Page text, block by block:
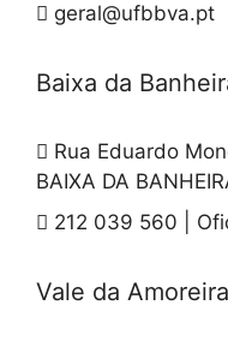
geral@ufbbva.pt
Baixa da
Rua Eduardo
BAIXA DA
212 039 560 |
Vale da Amoreira